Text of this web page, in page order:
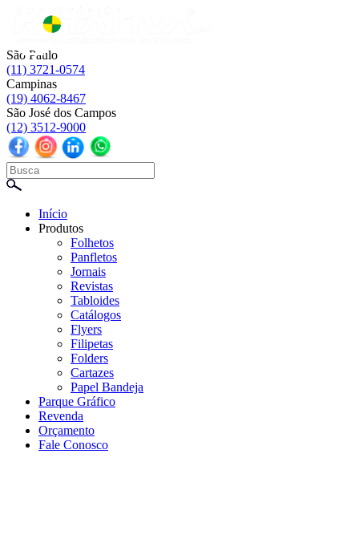
São Paulo
(11) 3721-0574
Campinas
(19) 4062-8467
São José dos Campos
(12) 3512-9000
☰
Início
Produtos
Folhetos
Panfletos
Jornais
Revistas
Tabloides
Catálogos
Flyers
Filipetas
Folders
Cartazes
Papel Bandeja
Parque Gráfico
Revenda
Orçamento
Fale Conosco